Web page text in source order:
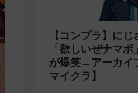
【コンプラ】に
「欲しいぜナマ
が爆笑→アーカイ
マイクラ】